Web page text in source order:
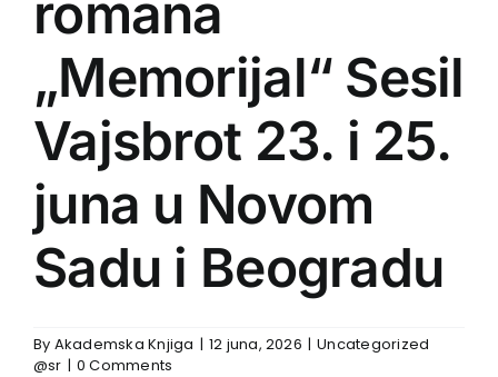
romana
„Memorijal“ Sesil
Vajsbrot 23. i 25.
juna u Novom
Sadu i Beogradu
By Akademska Knjiga | 12 juna, 2026 | Uncategorized
@sr | 0 Comments